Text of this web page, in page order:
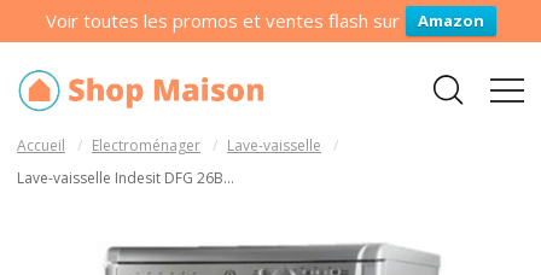
Voir toutes les promos et ventes flash sur Amazon
Accueil Electroménager
Lave-vaisselle
Lave-vaisselle Indesit DFG 26B...